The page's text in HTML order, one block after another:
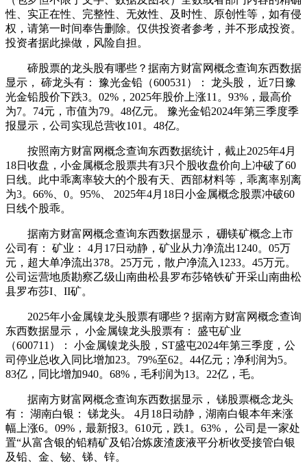
性、实正在性、完整性、无效性、及时性、原创性等，如有侵
权，请第一时间奉告删除。仅供投资者参考，并不形成投资。
投资者据此操做，风险自担。
碲股票的龙头股有哪些？据南方财富网概念查询东西数据
显示， 碲龙头有： 豫光金铅（600531）： 龙头股， 近7日豫
光金铅股价下跌3。02%，2025年股价上涨11。93%，最高价
为7。74元，市值为79。48亿元。 豫光金铅2024年第三季度季
报显示，公司实现总营收101。48亿。
按照南方财富网概念查询东西数据统计，截止2025年4月
18日收盘，小金属概念股票共有3只个股收盘价向上冲破了60
日线。此中乖离率较大的个股有天、西部材料等，乖离率别离
为3。66%、0。95%、 2025年4月18日小金属概念股票冲破60
日线个股乖。
据南方财富网概念查询东西数据显示， 硼镁矿概念上市
公司有： 矿业： 4月17日动静，矿业从力净流出1240。05万
元，超大单净流出378。25万元，散户净流入1233。45万元。
公司运营地质勘察乙级山南曲松县罗布莎铬铁矿开采山南曲松
县罗布莎I、II矿。
2025年小金属镍龙头股票有哪些？据南方财富网概念查询
东西数据显示， 小金属镍龙头股票有： 盛屯矿业
（600711）： 小金属镍龙头股，ST盛屯2024年第三季度，公
司停业总收入同比增加23。79%至62。44亿元；净利润为5。
83亿，同比增加940。68%，毛利润为13。22亿，毛。
据南方财富网概念查询东西数据显示， 锑股票概念龙头
有： 湖南白银： 锑龙头。 4月18日动静，湖南白银本年来涨
幅上涨6。09%，最新报3。610元，跌1。63%， 公司是一家处
置“从富含银的铅精矿及铅冶炼废渣废液平分析收受接管白银
及铅、金、铋、锑、锌。